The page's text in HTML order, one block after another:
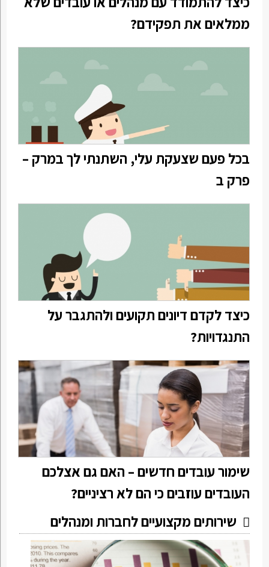
ממלאים את תפקידם?
בכל פעם שצעקת עלי, השתנתי לך במרק –
פרק ב
כיצד לקדם דיונים תקועים ולהתגבר על
התנגדויות?
שימור עובדים חדשים – האם גם אצלכם
העובדים עוזבים כי הם לא רציניים?
שירותים מקצועיים לחברות ומנהלים